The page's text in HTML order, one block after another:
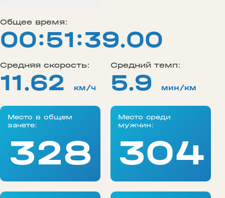
Общее время:
00:51:39.00
Средняя скорость:
11.62 км/ч
Средний темп:
5.9 мин/км
Место в общем
зачете:
328
Место среди
мужчин:
304